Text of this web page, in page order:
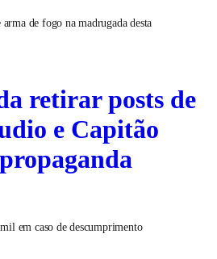
de fogo na madrugada desta
retirar posts de
e Capitão
em caso de descumprimento